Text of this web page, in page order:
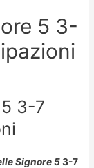
5 3-
3-7
Signore 53-7